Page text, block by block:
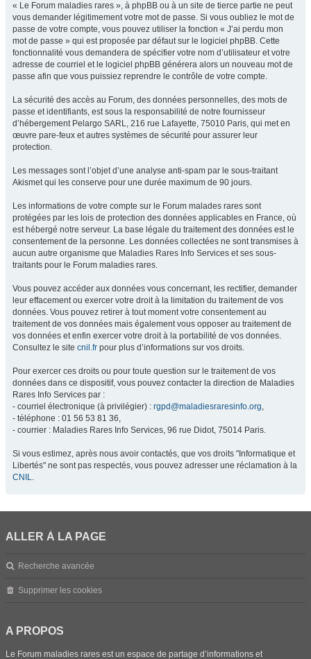
« Le Forum maladies rares », à phpBB ou à un site de tierce partie ne peut
vous demander légitimement votre mot de passe. Si vous oubliez le mot de
passe de votre compte, vous pouvez utiliser la fonction « J’ai perdu mon
mot de passe » qui est proposée par défaut sur le logiciel phpBB. Cette
fonctionnalité vous demandera de spécifier votre nom d’utilisateur et votre
adresse de courriel et le logiciel phpBB générera alors un nouveau mot de
passe afin que vous puissiez reprendre le contrôle de votre compte.
La sécurité des accès au Forum, des données personnelles, des mots de
passe et identifiants, est sous la responsabilité de notre fournisseur
d’hébergement Pelargo SARL, 216 rue Lafayette, 75010 Paris, qui met en
œuvre pare-feux et autres systèmes de sécurité pour assurer leur
protection.
Les messages sont l’objet d’une analyse anti-spam par le sous-traitant
Akismet qui les conserve pour une durée maximum de 90 jours.
Les informations de votre compte sur le Forum malades rares sont
protégées par les lois de protection des données applicables en France, où
est hébergé notre serveur. La base légale du traitement des données est le
consentement de la personne. Les données collectées ne sont transmises à
aucun autre organisme que Maladies Rares Info Services et ses sous-
traitants pour le Forum maladies rares.
Vous pouvez accéder aux données vous concernant, les rectifier, demander
leur effacement ou exercer votre droit à la limitation du traitement de vos
données. Vous pouvez retirer à tout moment votre consentement au
traitement de vos données mais également vous opposer au traitement de
vos données et enfin exercer votre droit à la portabilité de vos données.
Consultez le site cnil.fr pour plus d’informations sur vos droits.
Pour exercer ces droits ou pour toute question sur le traitement de vos
données dans ce dispositif, vous pouvez contacter la direction de Maladies
Rares Info Services par :
- courriel électronique (à privilégier) : rgpd@maladiesraresinfo.org,
- téléphone : 01 56 53 81 36,
- courrier : Maladies Rares Info Services, 96 rue Didot, 75014 Paris.
Si vous estimez, après nous avoir contactés, que vos droits "Informatique et
Libertés" ne sont pas respectés, vous pouvez adresser une réclamation à la
CNIL.
ALLER À LA PAGE
Recherche avancée
Supprimer les cookies
A PROPOS
Le Forum maladies rares est un espace de partage d’informations et